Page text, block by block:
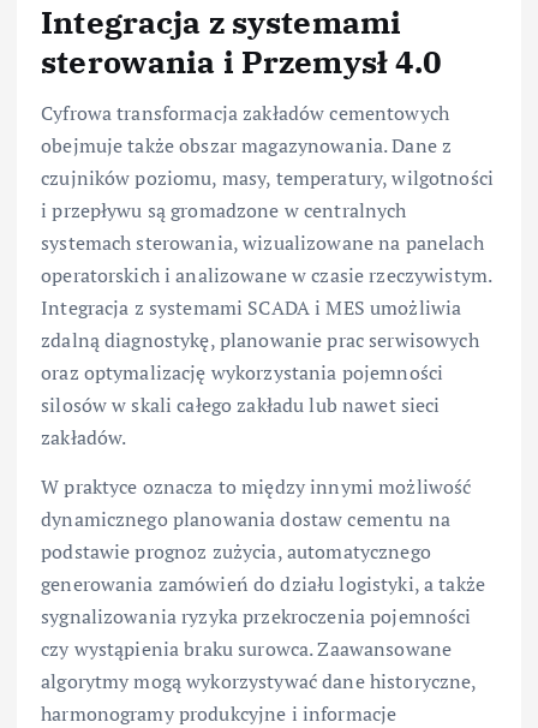
Integracja z systemami
sterowania i Przemysł 4.0
Cyfrowa transformacja zakładów cementowych
obejmuje także obszar magazynowania. Dane z
czujników poziomu, masy, temperatury, wilgotności
i przepływu są gromadzone w centralnych
systemach sterowania, wizualizowane na panelach
operatorskich i analizowane w czasie rzeczywistym.
Integracja z systemami SCADA i MES umożliwia
zdalną diagnostykę, planowanie prac serwisowych
oraz optymalizację wykorzystania pojemności
silosów w skali całego zakładu lub nawet sieci
zakładów.
W praktyce oznacza to między innymi możliwość
dynamicznego planowania dostaw cementu na
podstawie prognoz zużycia, automatycznego
generowania zamówień do działu logistyki, a także
sygnalizowania ryzyka przekroczenia pojemności
czy wystąpienia braku surowca. Zaawansowane
algorytmy mogą wykorzystywać dane historyczne,
harmonogramy produkcyjne i informacje